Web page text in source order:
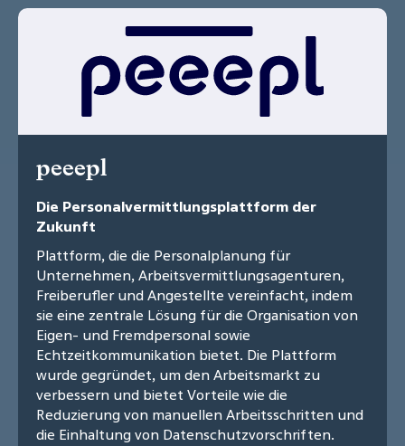
peeepl
Die Personalvermittlungsplattform der
Zukunft
Plattform, die die Personalplanung für
Unternehmen, Arbeitsvermittlungsagenturen,
Freiberufler und Angestellte vereinfacht, indem
sie eine zentrale Lösung für die Organisation von
Eigen- und Fremdpersonal sowie
Echtzeitkommunikation bietet. Die Plattform
wurde gegründet, um den Arbeitsmarkt zu
verbessern und bietet Vorteile wie die
Reduzierung von manuellen Arbeitsschritten und
die Einhaltung von Datenschutzvorschriften.